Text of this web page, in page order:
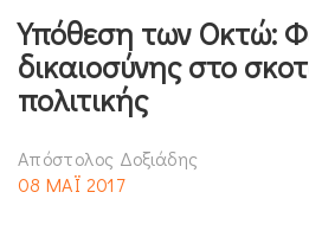
Υπόθεση των Οκτώ:
δικαιοσύνης στο
πολιτικής
Απόστολος Δοξιάδης
08 ΜΑΪ 2017